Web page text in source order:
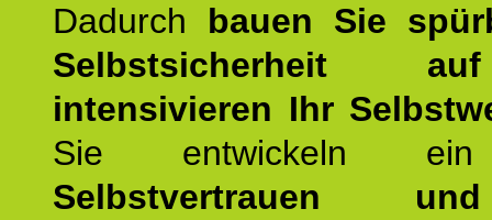
Dadurch bauen Sie
Selbstsicherheit
intensivieren Ihr
Sie entwickeln ein
Selbstvertrauen